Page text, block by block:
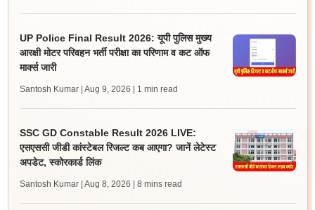
UP Police Final Result 2026: यूपी पुलिस मुख्य
आरक्षी मोटर परिवहन भर्ती परीक्षा का परिणाम व कट ऑफ
मार्क्स जारी
Santosh Kumar | Aug 9, 2026 | 1 min read
SSC GD Constable Result 2026 LIVE:
एसएससी जीडी कांस्टेबल रिजल्ट कब आएगा? जानें लेटेस्ट
अपडेट, स्कोरकार्ड लिंक
Santosh Kumar | Aug 8, 2026 | 8 mins read